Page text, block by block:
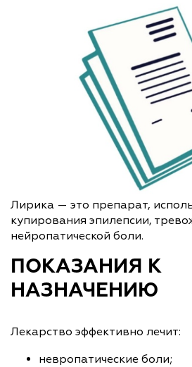
Лирика — это препарат,
купирования эпилепсии,
нейропатической боли.
ПОКАЗАНИЯ К
НАЗНАЧЕНИЮ
Лекарство эффективно лечит:
невропатические боли;